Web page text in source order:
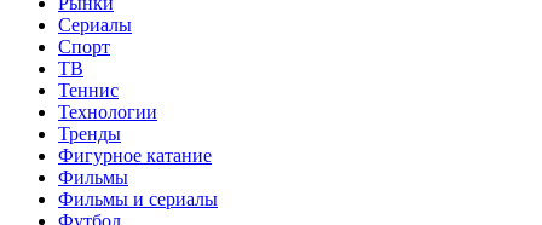
Сериалы
Спорт
ТВ
Теннис
Технологии
Тренды
Фигурное катание
Фильмы
Фильмы и сериалы